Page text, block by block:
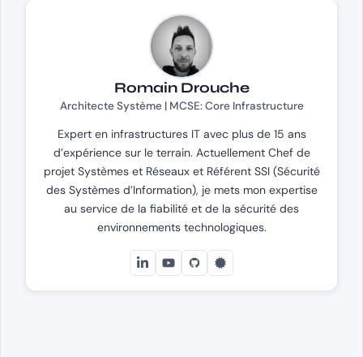
Romain Drouche
Architecte Système | MCSE: Core Infrastructure
Expert en infrastructures IT avec plus de 15 ans
d’expérience sur le terrain. Actuellement Chef de
projet Systèmes et Réseaux et Référent SSI (Sécurité
des Systèmes d’Information), je mets mon expertise
au service de la fiabilité et de la sécurité des
environnements technologiques.